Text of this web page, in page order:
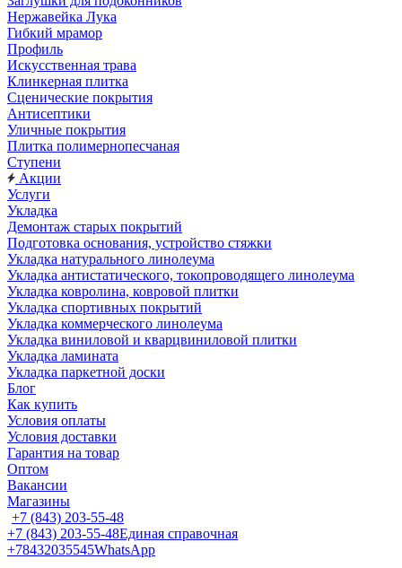
Нержавейка Лука
Гибкий мрамор
Профиль
Искусственная трава
Клинкерная плитка
Сценические покрытия
Антисептики
Уличные покрытия
Плитка полимернопесчаная
Ступени
Акции
Услуги
Укладка
Демонтаж старых покрытий
Подготовка основания, устройство стяжки
Укладка натурального линолеума
Укладка антистатического, токопроводящего линолеума
Укладка ковролина, ковровой плитки
Укладка спортивных покрытий
Укладка коммерческого линолеума
Укладка виниловой и кварцвиниловой плитки
Укладка ламината
Укладка паркетной доски
Блог
Как купить
Условия оплаты
Условия доставки
Гарантия на товар
Оптом
Вакансии
Магазины
+7 (843) 203-55-48
+7 (843) 203-55-48Единая справочная
+78432035545WhatsApp